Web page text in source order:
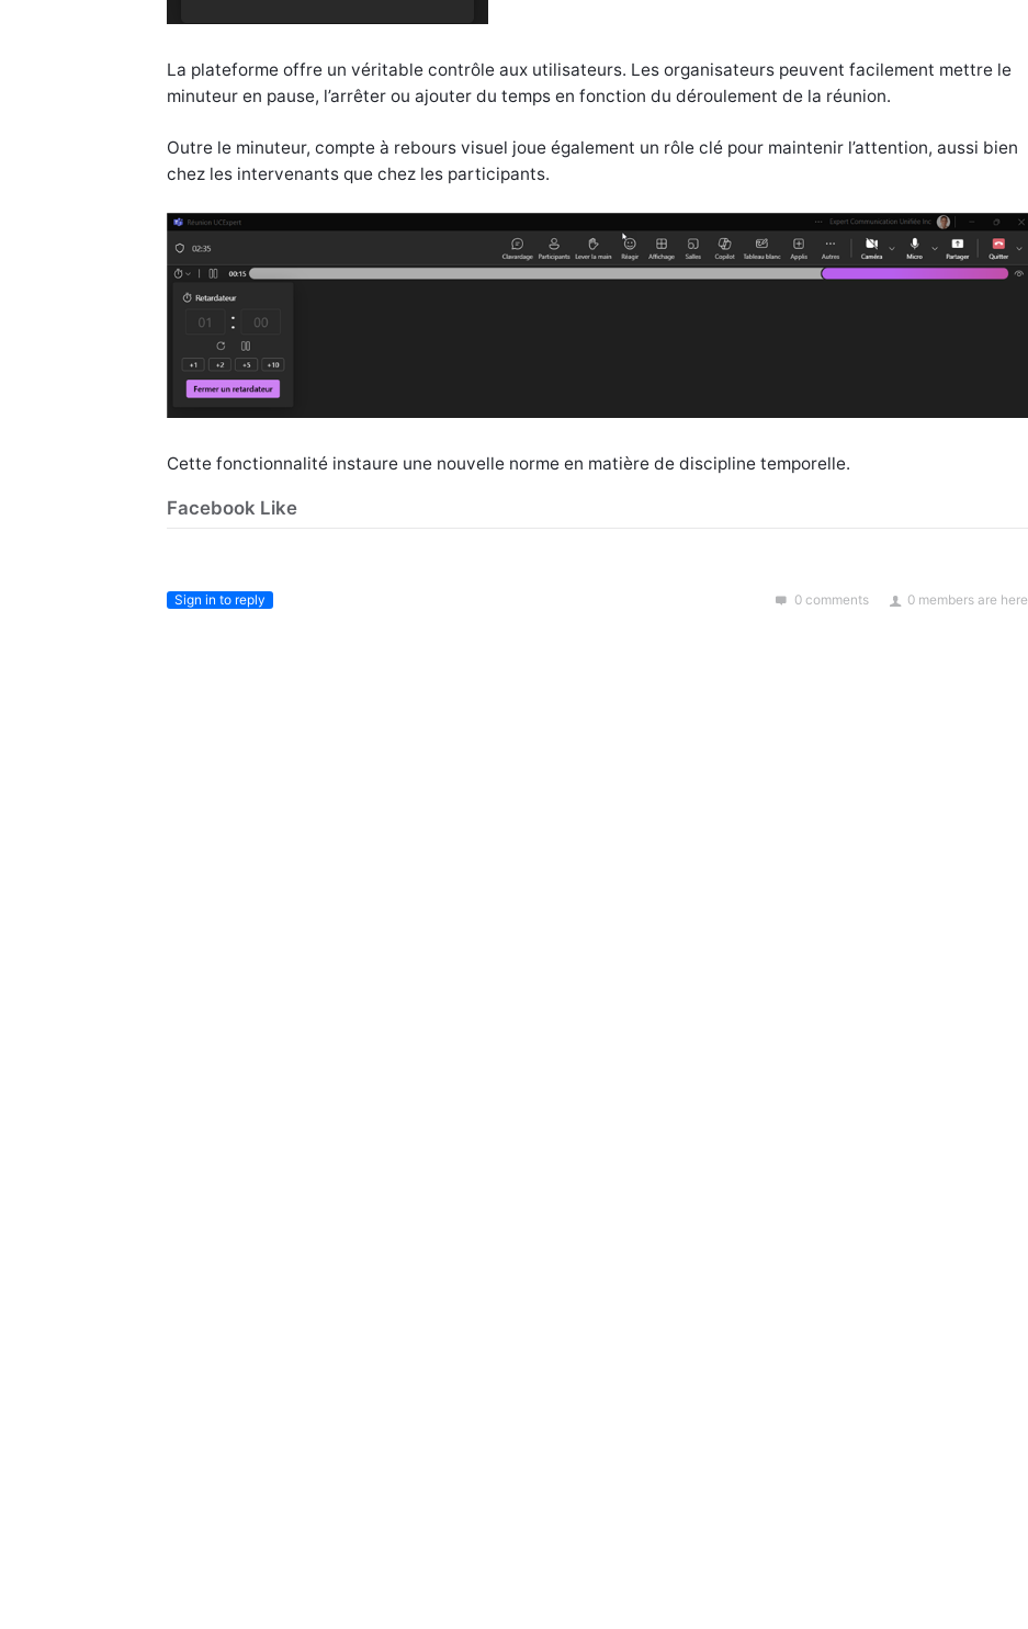
La plateforme offre un véritable contrôle aux utilisateurs. Les organisateurs peuvent facilement mettre le
minuteur en pause, l’arrêter ou ajouter du temps en fonction du déroulement de la réunion.
Outre le minuteur, compte à rebours visuel joue également un rôle clé pour maintenir l’attention, aussi bien
chez les intervenants que chez les participants.
Cette fonctionnalité instaure une nouvelle norme en matière de discipline temporelle.
Facebook Like
0 comments 0 members are here
Sign in to reply